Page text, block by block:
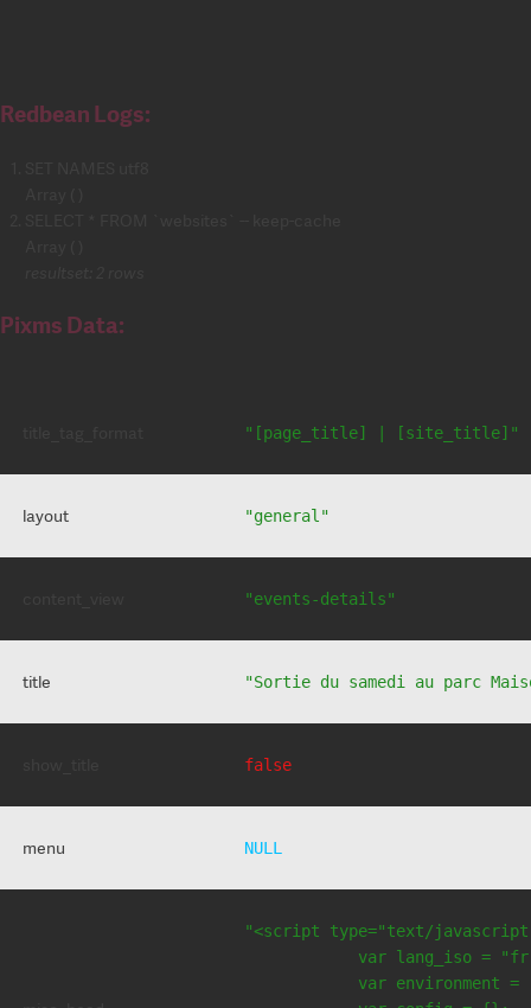
Redbean Logs:
Pixms Data:
"[page_title] | [site_title]"
layout "general"
"events-details"
title "Sortie du samedi au parc
false
menu NULL
"<script type="text/
var lang_iso =
var environment =